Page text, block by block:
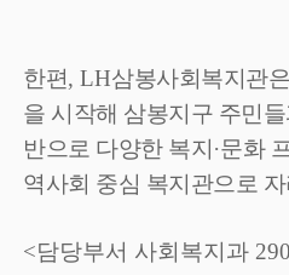
한편, LH삼봉사회복지관은
을 시작해 삼봉지구 주민
반으로 다양한 복지·문화
역사회 중심 복지관으로
<담당부서 사회복지과